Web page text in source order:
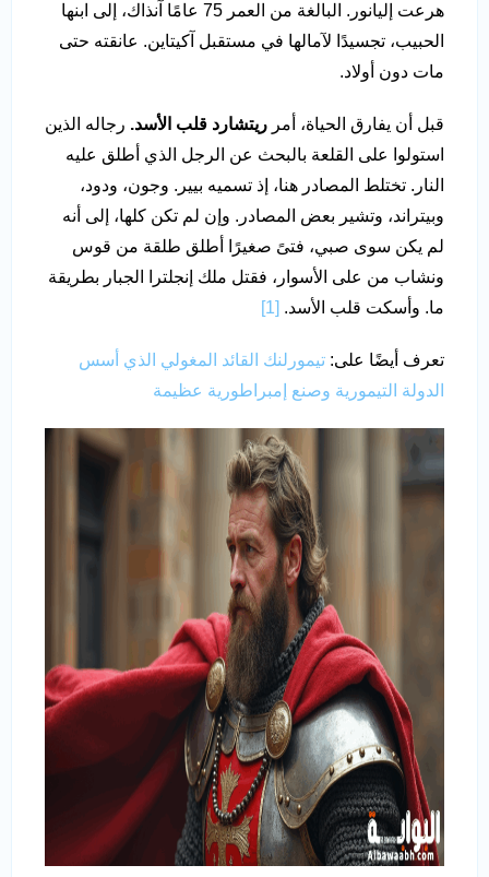
هرعت إليانور. البالغة من العمر 75 عامًا آنذاك، إلى ابنها
الحبيب، تجسيدًا لآمالها في مستقبل آكيتاين. عانقته حتى
مات دون أولاد.
قبل أن يفارق الحياة، أمر ريتشارد قلب الأسد. رجاله الذين
استولوا على القلعة بالبحث عن الرجل الذي أطلق عليه
النار. تختلط المصادر هنا، إذ تسميه بيير. وجون، ودود،
وبيتراند، وتشير بعض المصادر. وإن لم تكن كلها، إلى أنه
لم يكن سوى صبي، فتىً صغيرًا أطلق طلقة من قوس
ونشاب من على الأسوار، فقتل ملك إنجلترا الجبار بطريقة
ما. وأسكت قلب الأسد. [1]
تعرف أيضًا على: تيمورلنك القائد المغولي الذي أسس
الدولة التيمورية وصنع إمبراطورية عظيمة